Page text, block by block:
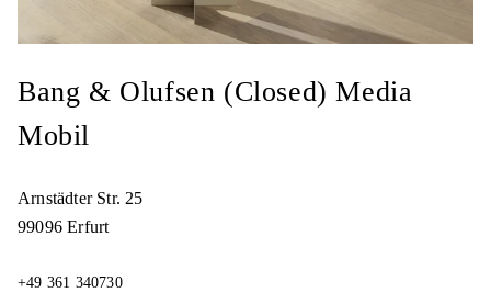
Bang & Olufsen (Closed) Media
Mobil
Arnstädter Str. 25
99096 Erfurt
+49 361 340730